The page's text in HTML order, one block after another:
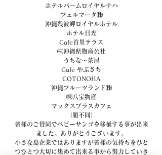
ホテルパームロイヤルナハ
フェルマータ㈱
沖縄残波岬ロイヤルホテル
ホテル日光
Cafe首里テラス
㈱沖縄県物産公社
うちな～茶屋
Cafe やぶさち
COTONOHA
沖縄フルーツランド㈱
㈱八宝物産
マックスプラスカフェ
（順不同）
皆様のご賛同でベビーサンゴを移植する事が出来
ました。ありがとうございます。
小さな島企業ではありますが皆様の気持ちをひと
つひとつ大切に集めて出来る事から努力していき